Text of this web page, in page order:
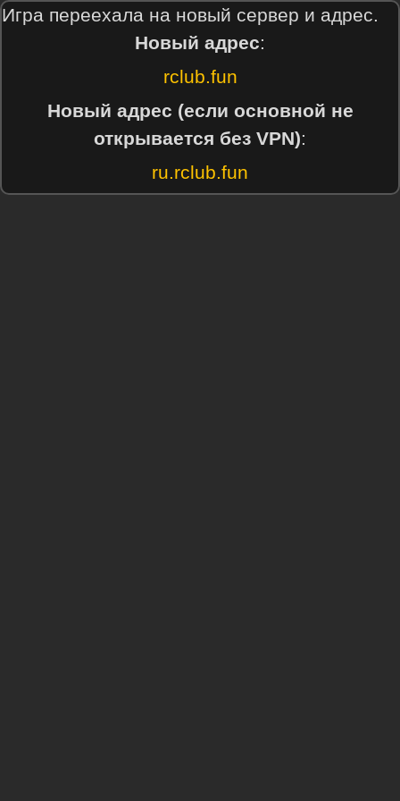
Игра переехала на новый сервер и адрес.
Новый адрес:
rclub.fun
Новый адрес (если основной не
открывается без VPN):
ru.rclub.fun